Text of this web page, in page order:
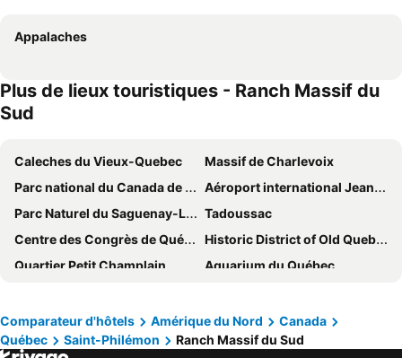
Appalaches
Plus de lieux touristiques - Ranch Massif du
Sud
Caleches du Vieux-Quebec
Massif de Charlevoix
Parc national du Canada de la Mauricie
Aéroport international Jean-Lesage de Québec
Parc Naturel du Saguenay-Lac St Jean
Tadoussac
Centre des Congrès de Québec
Historic District of Old Quebec
Quartier Petit Champlain
Aquarium du Québec
Sainte Anne de Beaupré
Mont-Sainte-Anne
Parc national de la Jacques-Cartier
Parc national du Mont-Mégantic
Comparateur d'hôtels Amérique du Nord
Canada
Québec
Saint-Philémon Ranch Massif du Sud